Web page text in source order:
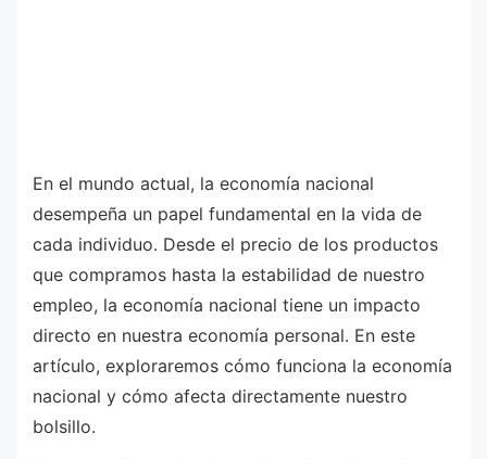
En el mundo actual, la economía nacional
desempeña un papel fundamental en la vida de
cada individuo. Desde el precio de los productos
que compramos hasta la estabilidad de nuestro
empleo, la economía nacional tiene un impacto
directo en nuestra economía personal. En este
artículo, exploraremos cómo funciona la economía
nacional y cómo afecta directamente nuestro
bolsillo.